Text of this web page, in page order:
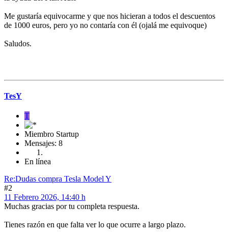
Me gustaría equivocarme y que nos hicieran a todos el descuentos
de 1000 euros, pero yo no contaría con él (ojalá me equivoque)
Saludos.
TesY
T
Miembro Startup
Mensajes: 8
En línea
Re:Dudas compra Tesla Model Y
#2
11 Febrero 2026, 14:40 h
Muchas gracias por tu completa respuesta.
Tienes razón en que falta ver lo que ocurre a largo plazo.